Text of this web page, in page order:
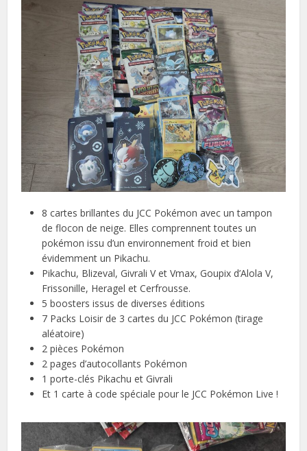
8 cartes brillantes du JCC Pokémon avec un tampon
de flocon de neige. Elles comprennent toutes un
pokémon issu d’un environnement froid et bien
évidemment un Pikachu.
Pikachu, Blizeval, Givrali V et Vmax, Goupix d’Alola V,
Frissonille, Heragel et Cerfrousse.
5 boosters issus de diverses éditions
7 Packs Loisir de 3 cartes du JCC Pokémon (tirage
aléatoire)
2 pièces Pokémon
2 pages d’autocollants Pokémon
1 porte-clés Pikachu et Givrali
Et 1 carte à code spéciale pour le JCC Pokémon Live !